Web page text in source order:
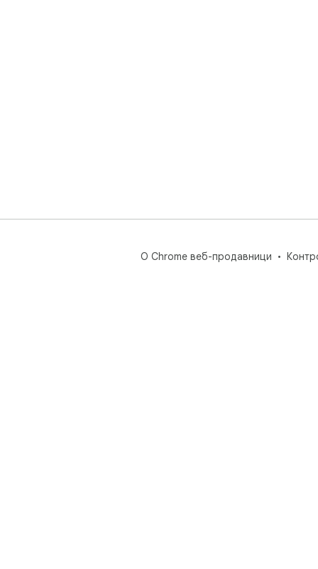
О Chrome веб-продавници